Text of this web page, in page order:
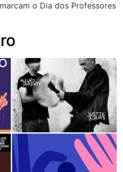
o Dia dos Professores